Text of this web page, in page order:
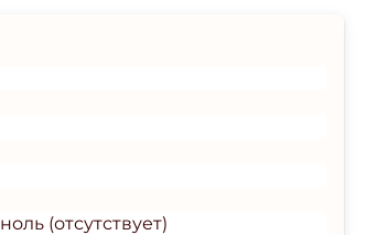
ноль (отсутствует)